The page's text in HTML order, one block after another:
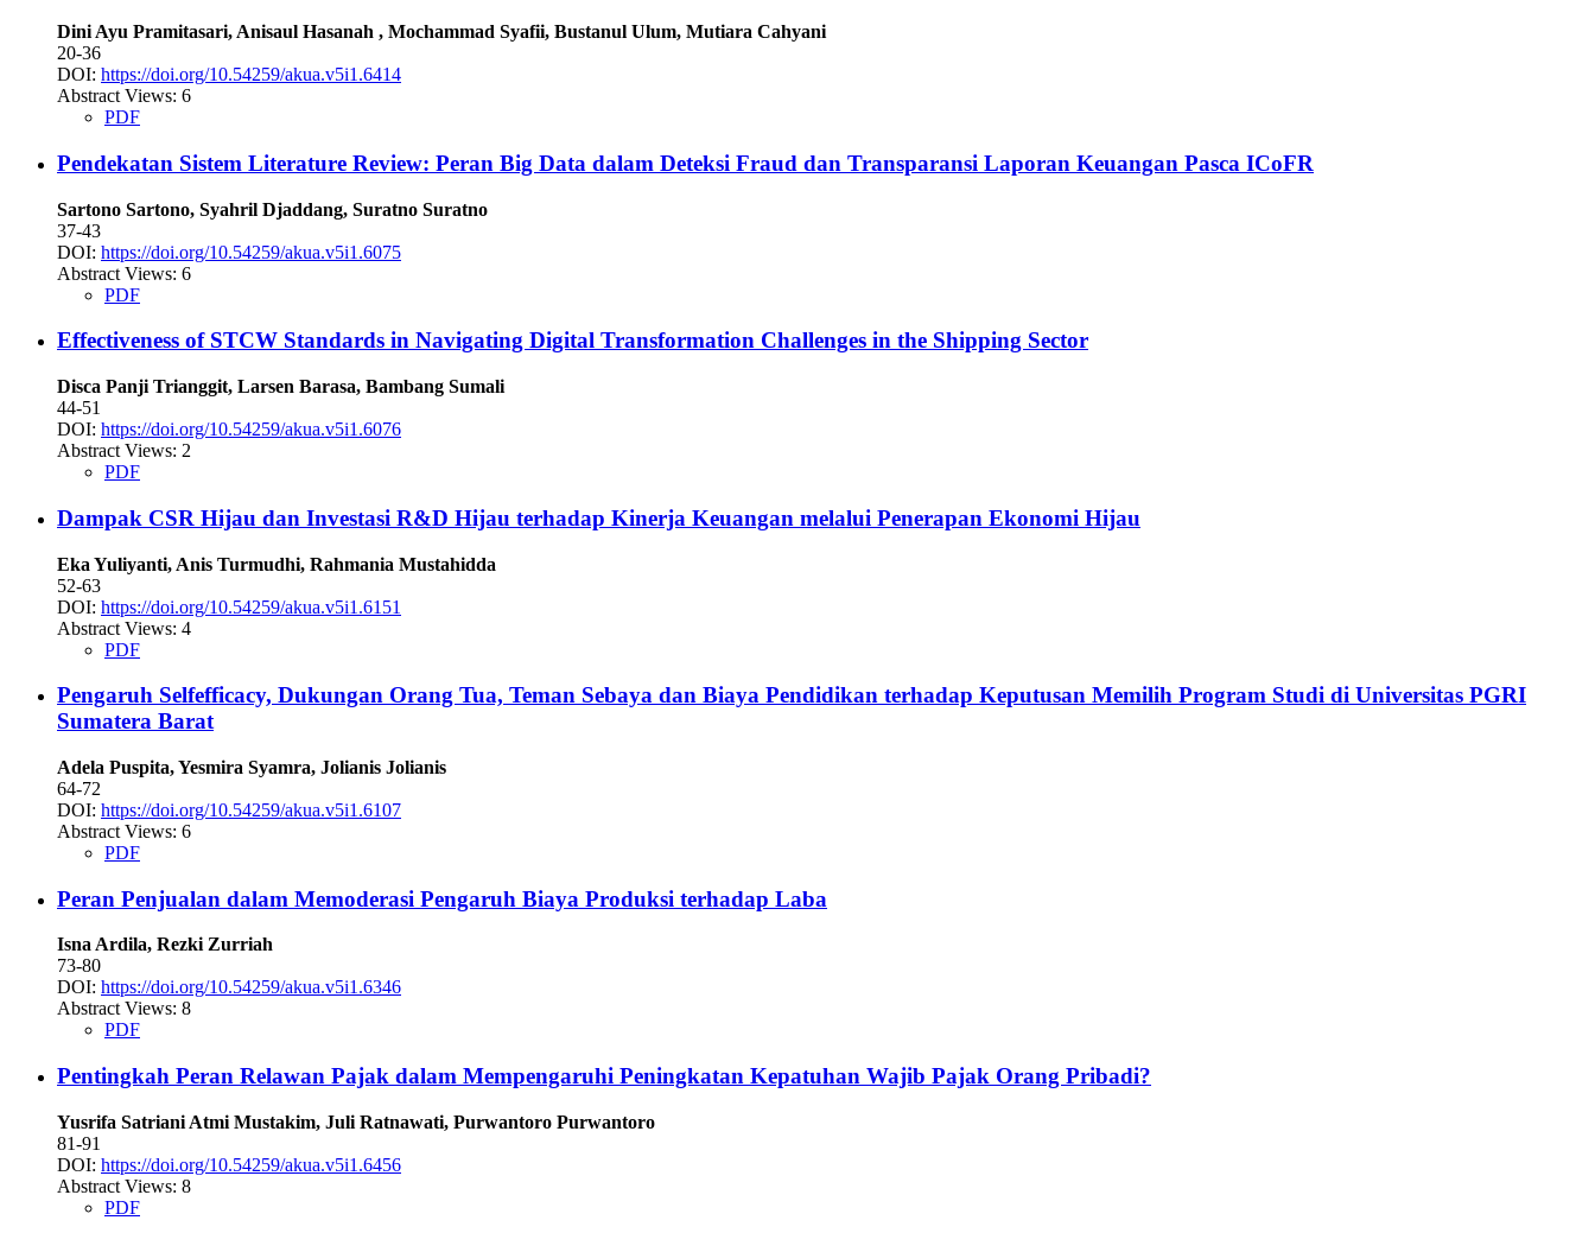
Dini Ayu Pramitasari, Anisaul Hasanah , Mochammad Syafii, Bustanul Ulum, Mutiara Cahyani
20-36
DOI: https://doi.org/10.54259/akua.v5i1.6414
Abstract Views: 6
PDF
Pendekatan Sistem Literature Review: Peran Big Data dalam Deteksi Fraud dan Transparansi Laporan Keuangan Pasca ICoFR
Sartono Sartono, Syahril Djaddang, Suratno Suratno
37-43
DOI: https://doi.org/10.54259/akua.v5i1.6075
Abstract Views: 6
PDF
Effectiveness of STCW Standards in Navigating Digital Transformation Challenges in the Shipping Sector
Disca Panji Trianggit, Larsen Barasa, Bambang Sumali
44-51
DOI: https://doi.org/10.54259/akua.v5i1.6076
Abstract Views: 2
PDF
Dampak CSR Hijau dan Investasi R&D Hijau terhadap Kinerja Keuangan melalui Penerapan Ekonomi Hijau
Eka Yuliyanti, Anis Turmudhi, Rahmania Mustahidda
52-63
DOI: https://doi.org/10.54259/akua.v5i1.6151
Abstract Views: 4
PDF
Pengaruh Selfefficacy, Dukungan Orang Tua, Teman Sebaya dan Biaya Pendidikan terhadap Keputusan Memilih Program Studi di Universitas PGRI
Sumatera Barat
Adela Puspita, Yesmira Syamra, Jolianis Jolianis
64-72
DOI: https://doi.org/10.54259/akua.v5i1.6107
Abstract Views: 6
PDF
Peran Penjualan dalam Memoderasi Pengaruh Biaya Produksi terhadap Laba
Isna Ardila, Rezki Zurriah
73-80
DOI: https://doi.org/10.54259/akua.v5i1.6346
Abstract Views: 8
PDF
Pentingkah Peran Relawan Pajak dalam Mempengaruhi Peningkatan Kepatuhan Wajib Pajak Orang Pribadi?
Yusrifa Satriani Atmi Mustakim, Juli Ratnawati, Purwantoro Purwantoro
81-91
DOI: https://doi.org/10.54259/akua.v5i1.6456
Abstract Views: 8
PDF